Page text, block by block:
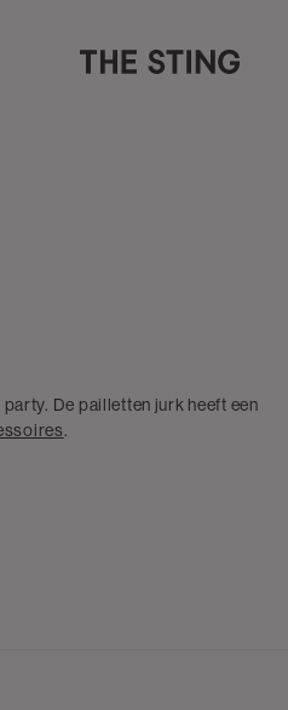
De pailletten jurk heeft een
.